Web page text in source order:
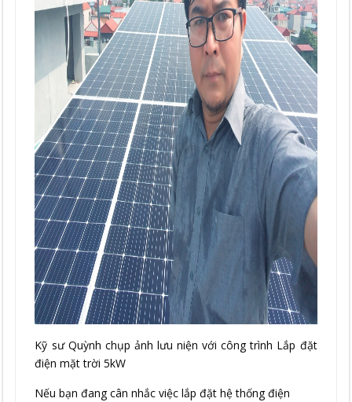
Kỹ sư Quỳnh chụp ảnh lưu niện với công trình Lắp đặt
điện mặt trời 5kW
Nếu bạn đang cân nhắc việc lắp đặt hệ thống điện